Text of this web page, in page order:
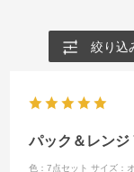
絞り込
パック＆レン
色：7点セット サイズ：